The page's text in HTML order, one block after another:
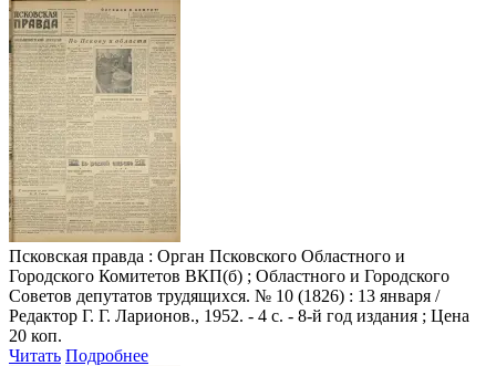
Псковская правда : Орган Псковского Областного и
Городского Комитетов ВКП(б) ; Областного и Городского
Советов депутатов трудящихся. № 10 (1826) : 13 января /
Редактор Г. Г. Ларионов., 1952. - 4 с. - 8-й год издания ; Цена
20 коп.
Читать Подробнее